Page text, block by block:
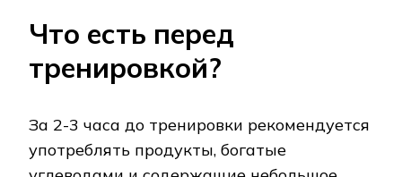
Что есть перед
тренировкой?
За 2-3 часа до тренировки рекомендуется
употреблять продукты, богатые